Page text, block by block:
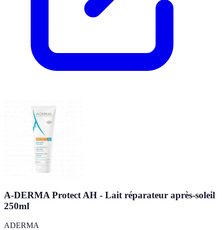
A-DERMA Protect AH - Lait réparateur après-soleil
250ml
ADERMA